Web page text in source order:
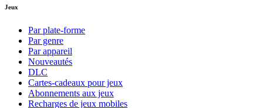
Jeux
Par plate-forme
Par genre
Par appareil
Nouveautés
DLC
Cartes-cadeaux pour jeux
Abonnements aux jeux
Recharges de jeux mobiles